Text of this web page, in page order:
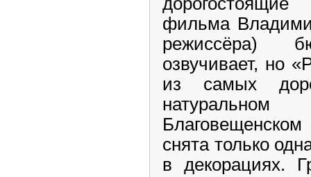
фильма
режиссёра)
озвучивает, но
из самых
снята только
в декорациях.